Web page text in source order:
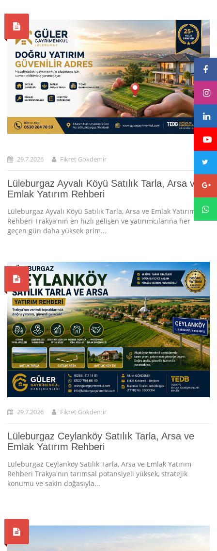
29.7.2026 Fikret Gökdemir
Lüleburgaz Ayvalı Köyü Satılık Tarla, Arsa ve
Emlak Yatırım Rehberi
Lüleburgaz Ayvalı Köyü Satılık Tarla, Arsa ve Emlak Yatırım
Rehberi Trakya'nın en hızlı gelişen ve yatırımcılarına her
geçen gün daha yüksek prim...
29.7.2026 Fikret Gökdemir
Lüleburgaz Ceylanköy Satılık Tarla, Arsa ve
Emlak Yatırım Rehberi
Lüleburgaz Ceylanköy Satılık Tarla, Arsa ve Emlak Yatırım
Rehberi Trakya'nın tarımsal potansiyeli yüksek, stratejik
konumu ve sakin doğasıyla...